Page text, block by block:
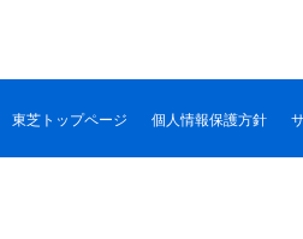
東芝トップページ 個人情報保護方針